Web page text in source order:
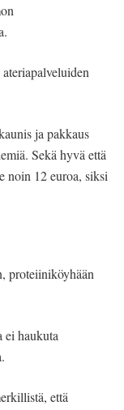
ja pakkaus
Sekä hyvä että
noin 12 euroa, siksi
proteiiniköyhään
haukuta
että